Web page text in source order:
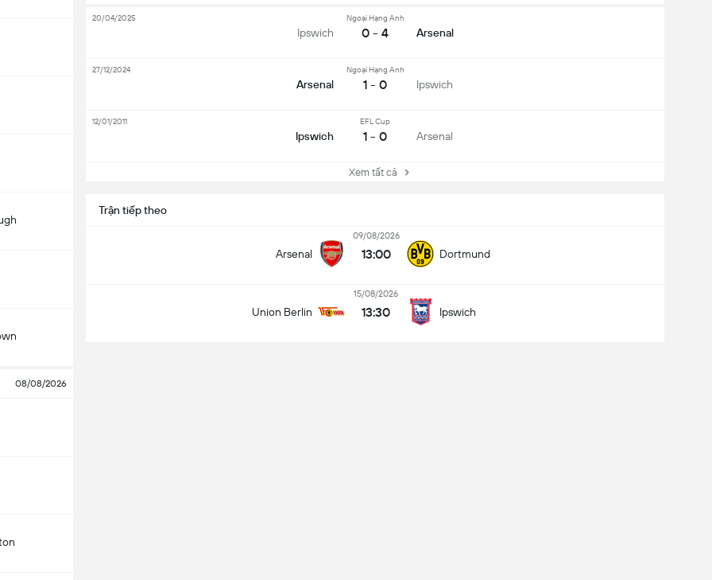
08/08/2026
Trận tiếp theo
Arsenal
09/08/2026
13:00 Dortmund
Union Berlin
15/08/2026
13:30 Ipswich
Ipswich
Ngoại Hạng Anh
0 - 4 Arsenal
20/04/2025
Arsenal
Ngoại Hạng Anh
1 - 0 Ipswich
27/12/2024
Ipswich
EFL Cup
1 - 0 Arsenal
12/01/2011
Xem tất cả